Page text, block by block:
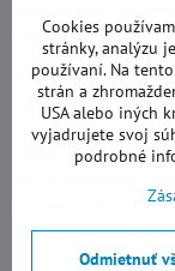
podobne.
POZOR- pri vŕtaní
dochádza k
životnosť!
dlažbu, a potom
Cookies
stránky, analýzu
používaní. Na
strán a
USA alebo iných
vyjadrujete svoj
podrobné
Odmietnuť